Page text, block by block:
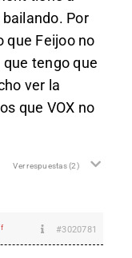
Por
que Feijoo no
tengo que
ver la
que VOX no
Ver respuestas(2)
#3020781